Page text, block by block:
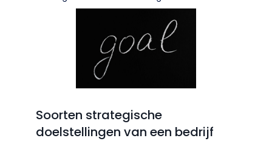
Soorten strategische
doelstellingen van een bedrijf